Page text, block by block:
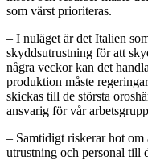
som värst prioriteras.
– I nuläget är det Italien
skyddsutrustning för att
några veckor kan det
produktion måste
skickas till de största
ansvarig för vår
– Samtidigt riskerar hot om
utrustning och personal till